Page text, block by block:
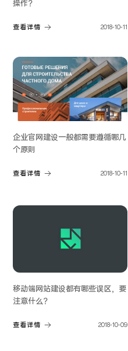
操作？
查看详情 2018-10-11
企业官网建设一般都需要遵循哪几
个原则
查看详情 2018-10-11
移动端网站建设都有哪些误区，要
注意什么？
查看详情 2018-10-09